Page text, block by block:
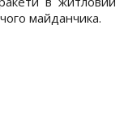
майданчика.